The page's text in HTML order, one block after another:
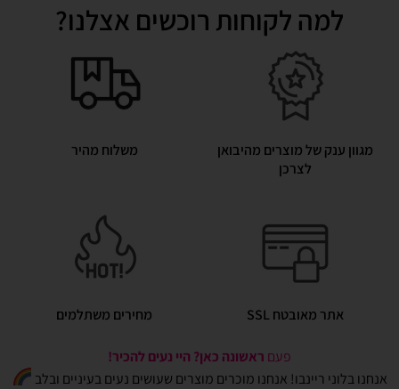
למה לקוחות רוכשים אצלנו?
מגוון ענק של מוצרים מהיבואן
לצרכן
משלוח מהיר
אתר מאובטח SSL מחירים משתלמים
פעם ראשונה כאן? היי נעים להכיר!
אנחנו בלוני ריינבו! אנחנו מוכרים מוצרים שעושים נעים בעיניים ובלב